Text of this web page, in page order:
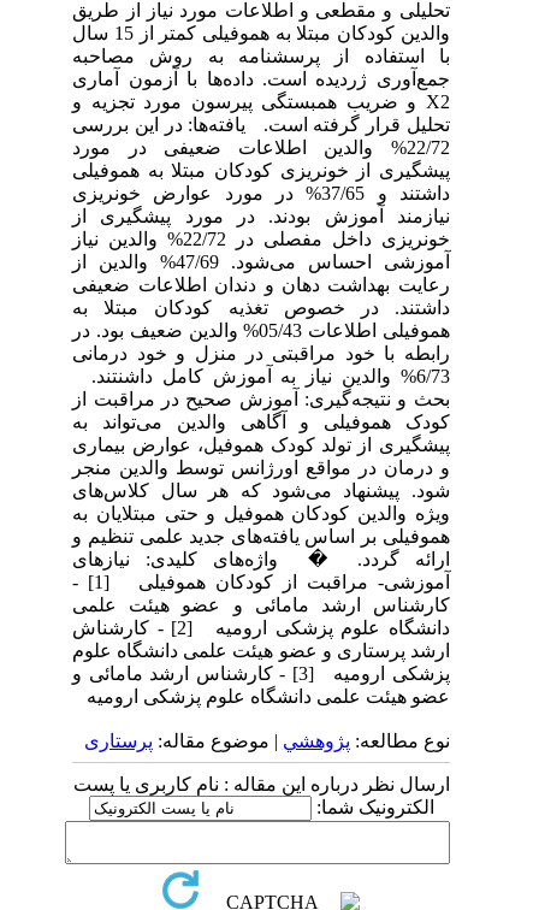
تحلیلی و مقطعی و اطلاعات مورد نیاز از طریق
والدین کودکان مبتلا به هموفیلی کمتر از 15 سال
با استفاده از پرسشنامه به روش مصاحبه
جمع‌آوری ژردیده است. داده‌ها با آزمون آماری
X2 و ضریب همبستگی پیرسون مورد تجزیه و
تحلیل قرار گرفته است. یافته‌ها: در این بررسی
22/72% والدین اطلاعات ضعیفی در مورد
پیشگیری از خونریزی کودکان مبتلا به هموفیلی
داشتند و 37/65% در مورد عوارض خونریزی
نیازمند آموزش بودند. در مورد پیشگیری از
خونریزی داخل مفصلی در 22/72% والدین نیاز
آموزشی احساس می‌شود. 47/69% والدین از
رعایت بهداشت دهان و دندان اطلاعات ضعیفی
داشتند. در خصوص تغذیه کودکان مبتلا به
هموفیلی اطلاعات 05/43% والدین ضعیف بود. در
رابطه با خود مراقبتی در منزل و خود درمانی
6/73% والدین نیاز به آموزش کامل داشنتند.
بحث و نتیجه‌گیری: آموزش صحیح در مراقبت از
کودک هموفیلی و آگاهی والدین می‌تواند به
پیشگیری از تولد کودک هموفیل، عوارض بیماری
و درمان در مواقع اورژانس توسط والدین منجر
شود. پیشنهاد می‌شود که هر سال کلاس‌های
ویژه والدین کودکان هموفیل و حتی مبتلایان به
هموفیلی بر اساس یافته‌های جدید علمی تنظیم و
ارائه گردد. � واژه‌های کلیدی: نیازهای
آموزشی- مراقبت از کودکان هموفیلی [1] -
کارشناس ارشد مامائی و عضو هیئت علمی
دانشگاه علوم پزشکی ارومیه [2] - کارشناش
ارشد پرستاری و عضو هیئت علمی دانشگاه علوم
پزشکی ارومیه [3] - کارشناس ارشد مامائی و
عضو هیئت علمی دانشگاه علوم پزشکی ارومیه
نوع مطالعه:پژوهشي| موضوع مقاله:پرستاری
ارسال نظر درباره این مقاله : نام کاربری یا پست
الکترونیک شما: